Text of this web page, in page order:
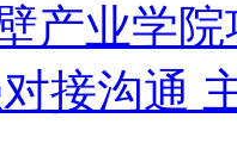
产业学
接沟通